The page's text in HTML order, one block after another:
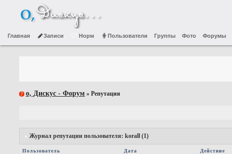
Главная Записи Норм Пользователи Группы Фото Форумы
о, Дискус - Форум » Репутация
Журнал репутации пользователя: korall (1)
Пользователь Дата Действие